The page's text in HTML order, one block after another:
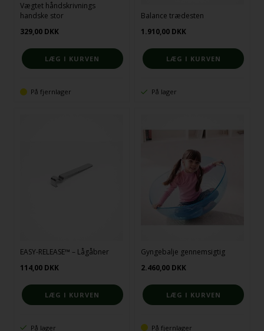
Vægtet håndskrivnings
handske stor
329,00 DKK
På fjernlager
Balance trædesten
1.910,00 DKK
På lager
EASY-RELEASE™ – Lågåbner
114,00 DKK
På lager
Gyngebalje gennemsigtig
2.460,00 DKK
På fjernlager